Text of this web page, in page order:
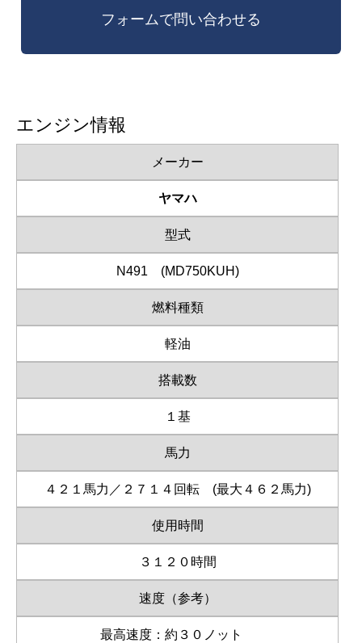
エンジン情報
メーカー
ヤマハ
型式
N491 (MD750KUH)
燃料種類
軽油
搭載数
１基
馬力
４２１馬力／２７１４回転 (最大４６２馬力)
使用時間
３１２０時間
速度（参考）
最高速度：約３０ノット